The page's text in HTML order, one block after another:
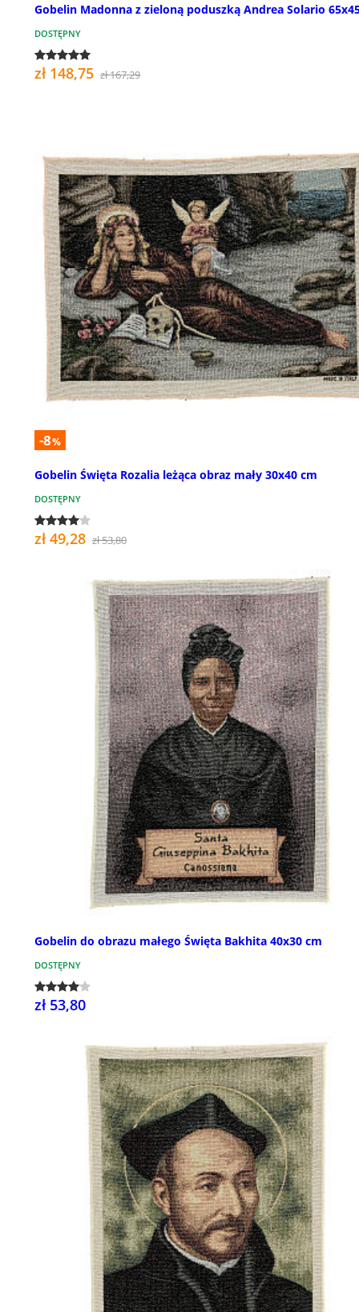
Gobelin Madonna z zieloną poduszką Andrea Solario
DOSTĘPNY
zł 148,75 zł 167,29
-8%
Gobelin Święta Rozalia leżąca obraz mały 30x40 cm
DOSTĘPNY
zł 49,28 zł 53,80
Gobelin do obrazu małego Święta Bakhita 40x30 cm
DOSTĘPNY
zł 53,80